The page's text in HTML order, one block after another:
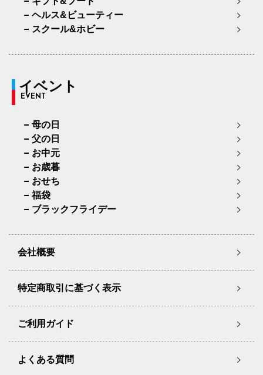
ヘルス&ビューティー
スクール&ホビー
イベント
EVENT
母の日
父の日
お中元
お歳暮
おせち
福袋
ブラックフライデー
会社概要
特定商取引に基づく表示
ご利用ガイド
よくある質問